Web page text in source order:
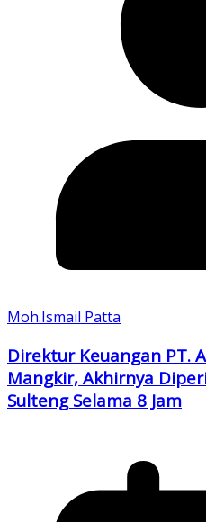
Moh.Ismail Patta
Direktur Keuangan PT.
Mangkir, Akhirnya
Sulteng Selama 8 Jam